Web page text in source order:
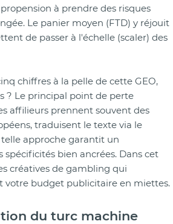
à prendre des risques
Le panier moyen (FTD) y réjouit
de passer à l'échelle (scaler) des
chiffres à la pelle de cette GEO,
? Le principal point de perte
affilieurs prennent souvent des
traduisent le texte via le
approche garantit un
bien ancrées. Dans cet
créatives de gambling qui
votre budget publicitaire en miettes.
du turc machine